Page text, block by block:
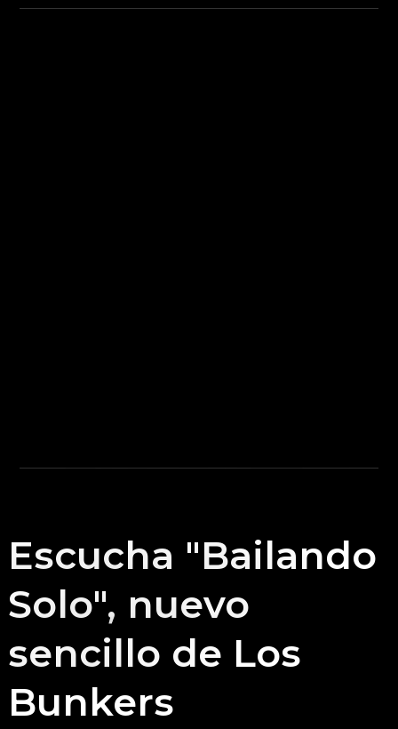
Escucha "Bailando
Solo", nuevo
sencillo de Los
Bunkers